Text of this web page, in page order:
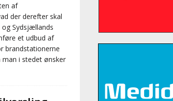
af
der derefter skal
Sydsjællands
et udbud af
brandstationerne
i stedet ønsker